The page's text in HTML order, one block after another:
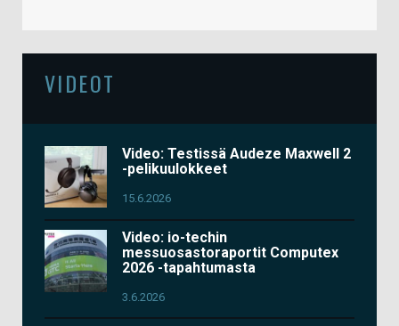
VIDEOT
Video: Testissä Audeze Maxwell 2
-pelikuulokkeet
15.6.2026
Video: io-techin
messuosastoraportit Computex
2026 -tapahtumasta
3.6.2026